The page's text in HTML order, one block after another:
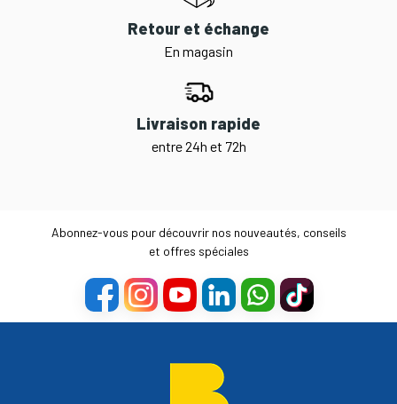
Retour et échange
En magasin
Livraison rapide
entre 24h et 72h
Abonnez-vous pour découvrir nos nouveautés, conseils
et offres spéciales